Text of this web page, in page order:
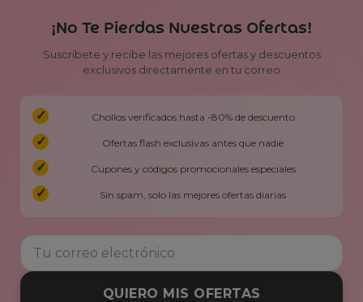
¡No Te Pierdas Nuestras Ofertas!
Suscríbete y recibe las mejores ofertas y descuentos
exclusivos directamente en tu correo
Chollos verificados hasta -80% de descuento
Ofertas flash exclusivas antes que nadie
Cupones y códigos promocionales especiales
Sin spam, solo las mejores ofertas diarias
QUIERO MIS OFERTAS